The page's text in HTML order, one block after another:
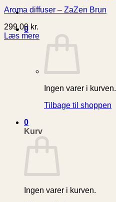
0
Ingen varer i kurven.
Tilbage til shoppen
0
Kurv
Ingen varer i kurven.
Aroma diffuser – ZaZen Brun
299,00 kr.
Læs mere